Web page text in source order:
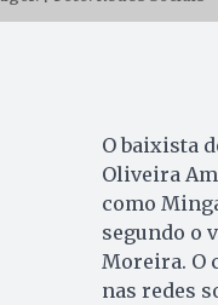
O baixista
Oliveira
como
segundo o
Moreira. O
nas redes